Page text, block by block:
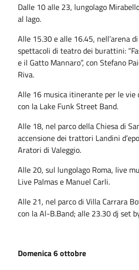
Dalle 10 alle 23, lungolago
al lago.
Alle 15.30 e alle 16.45, nell’arena
spettacoli di teatro dei burattini:
e il Gatto Mannaro”, con Stefano
Riva.
Alle 16 musica itinerante per le vie
con la Lake Funk Street Band.
Alle 18, nel parco della Chiesa di
accensione dei trattori Landini
Aratori di Valeggio.
Alle 20, sul lungolago Roma, live
Live Palmas e Manuel Carli.
Alle 21, nel parco di Villa Carrara
con la Al-B.Band; alle 23.30 dj set
Domenica 6 ottobre